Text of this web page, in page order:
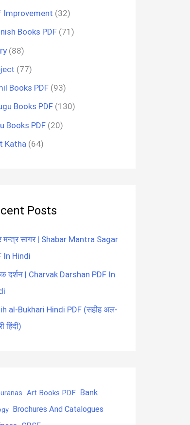
Improvement (32)
Books PDF (71)
(88)
(77)
Books PDF (93)
Books PDF (130)
Books PDF (20)
Katha (64)
Posts
मन्त्र सागर | Shabar Mantra Sagar
In Hindi
दर्शन | Charvak Darshan PDF In
al-Bukhari Hindi PDF (सहीह अल-
हिंदी)
Art Books PDF Bank
Brochures And Catalogues